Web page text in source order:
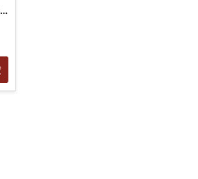
Ягода Семушка 50г Облепиха вяленая